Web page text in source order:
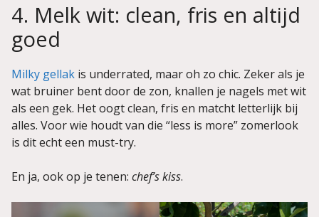
4. Melk wit: clean, fris en altijd
goed
Milky gellak is underrated, maar oh zo chic. Zeker als je
wat bruiner bent door de zon, knallen je nagels met wit
als een gek. Het oogt clean, fris en matcht letterlijk bij
alles. Voor wie houdt van die “less is more” zomerlook
is dit echt een must-try.
En ja, ook op je tenen: chef’s kiss.